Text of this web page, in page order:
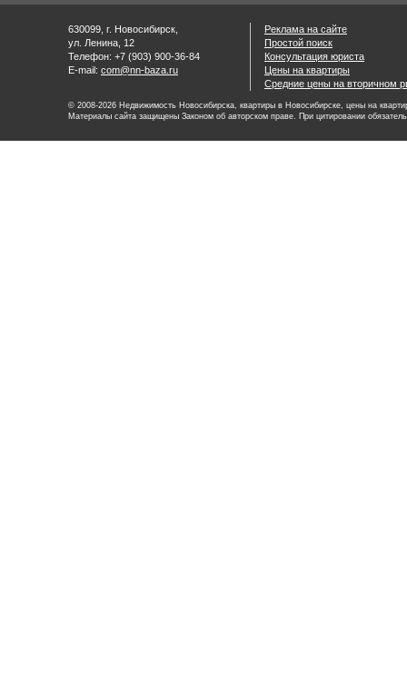
630099, г. Новосибирск,
ул. Ленина, 12
Телефон: +7 (903) 900-36-84
E-mail: com@nn-baza.ru
Реклама на сайте
Простой поиск
Консультация юриста
Цены на квартиры
Средние цены на вторичном
© 2008-2026 Недвижимость Новосибирска, квартиры в Новосибирске, цены на
Материалы сайта защищены Законом об авторском праве. При цитировании